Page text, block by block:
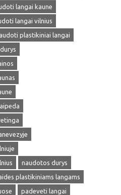
langai kaune
langai vilnius
plastikiniai langai
naudotos durys
plastikiniams langams
padeveti langai